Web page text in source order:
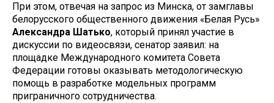
При этом, отвечая на запрос из Минска, от замглавы
белорусского общественного движения «Белая Русь»
Александра Шатько, который принял участие в
дискуссии по видеосвязи, сенатор заявил: на
площадке Международного комитета Совета
Федерации готовы оказывать методологическую
помощь в разработке модельных программ
приграничного сотрудничества.